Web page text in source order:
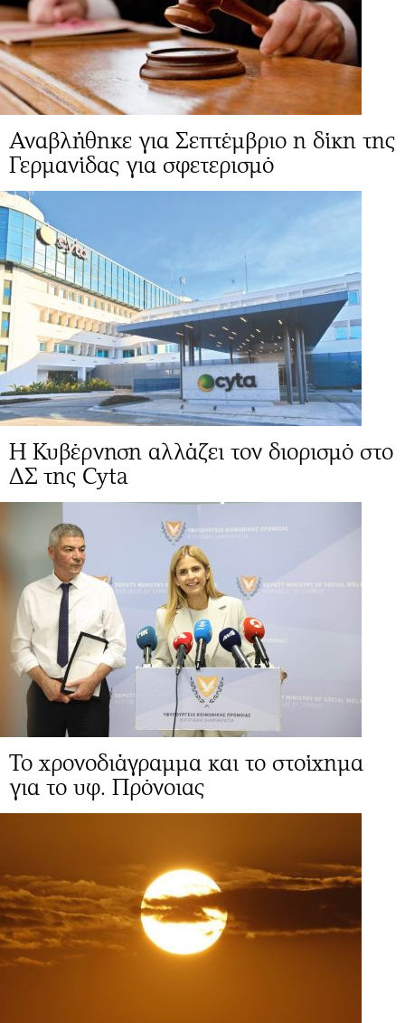
Αναβλήθηκε για Σεπτέμβριο η δίκη της
Γερμανίδας για σφετερισμό
Η Κυβέρνηση αλλάζει τον διορισμό στο
ΔΣ της Cyta
Το χρονοδιάγραμμα και το στοίχημα
για το υφ. Πρόνοιας